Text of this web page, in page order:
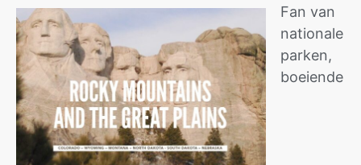
Fan van
nationale
parken,
boeiende